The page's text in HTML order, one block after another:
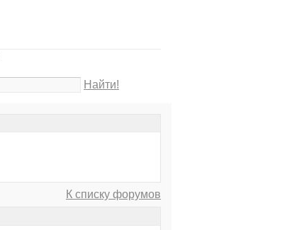
Найти!
К списку форумов